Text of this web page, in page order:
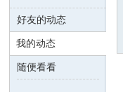
数 ›
好友的动态
我的动态
随便看看